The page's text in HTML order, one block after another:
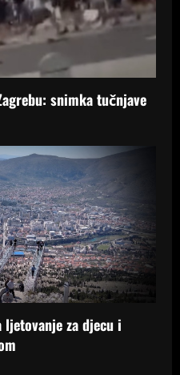
snimka tučnjave
za djecu i